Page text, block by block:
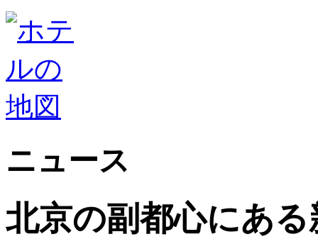
ニュース
北京の副都心にあ